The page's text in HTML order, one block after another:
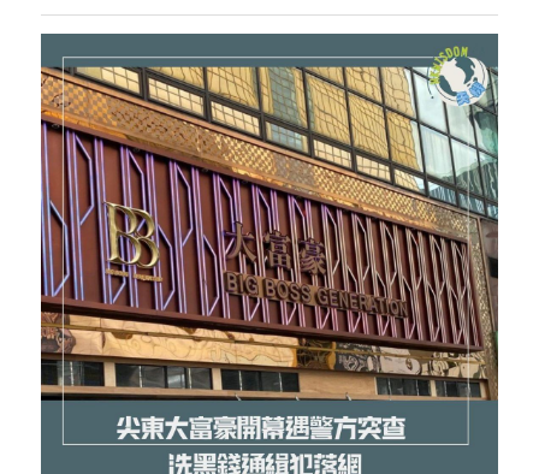
宏福苑聽證會
宏福火災正視聽
記錄．宏福苑火災
中國
國際
娛樂
反華推手你要知
反華推手懶人包
民主派騙案十式
反華推手起底
美西霸凌內幕
KOL 專欄
林淑芳專欄
屈穎妍專欄
朱庭萱專欄
絕密法庭檔案
醫院口岸爆炸案
屠龍小隊案
生活
吃喝玩指南
關於我們